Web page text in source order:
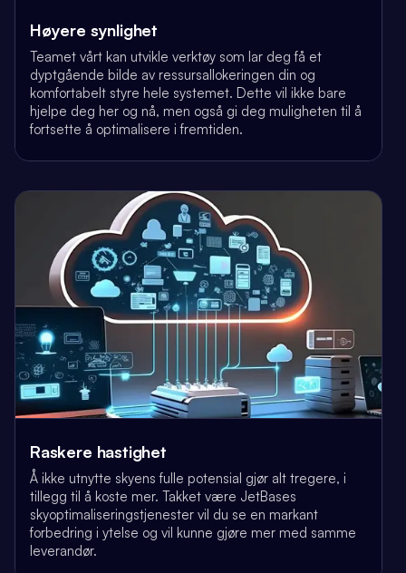
Høyere synlighet
Teamet vårt kan utvikle verktøy som lar deg få et
dyptgående bilde av ressursallokeringen din og
komfortabelt styre hele systemet. Dette vil ikke bare
hjelpe deg her og nå, men også gi deg muligheten til å
fortsette å optimalisere i fremtiden.
Raskere hastighet
Å ikke utnytte skyens fulle potensial gjør alt tregere, i
tillegg til å koste mer. Takket være JetBases
skyoptimaliseringstjenester vil du se en markant
forbedring i ytelse og vil kunne gjøre mer med samme
leverandør.